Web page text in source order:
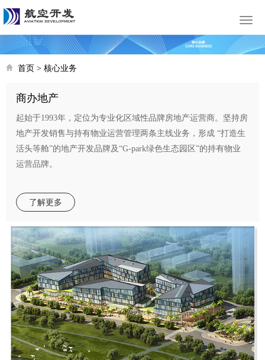
首页 > 核心业务
商办地产
起始于1993年，定位为专业化区域性品牌房地产运营商。坚持房
地产开发销售与持有物业运营管理两条主线业务，形成 “打造生
活头等舱”的地产开发品牌及“G-park绿色生态园区”的持有物业
运营品牌。
了解更多